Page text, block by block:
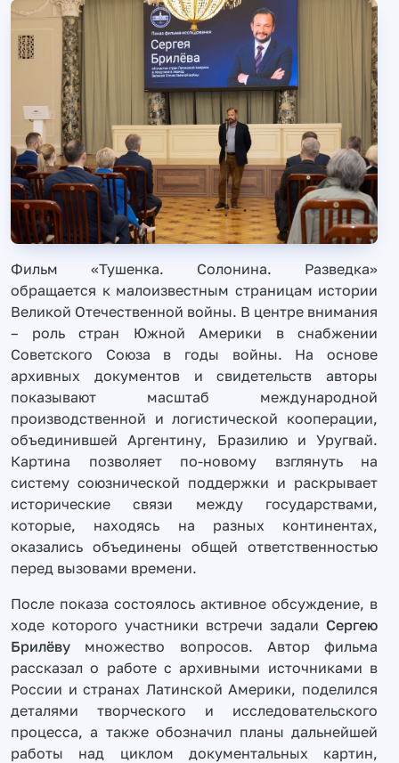
Фильм «Тушенка. Солонина. Разведка»
обращается к малоизвестным страницам истории
Великой Отечественной войны. В центре внимания
– роль стран Южной Америки в снабжении
Советского Союза в годы войны. На основе
архивных документов и свидетельств авторы
показывают масштаб международной
производственной и логистической кооперации,
объединившей Аргентину, Бразилию и Уругвай.
Картина позволяет по-новому взглянуть на
систему союзнической поддержки и раскрывает
исторические связи между государствами,
которые, находясь на разных континентах,
оказались объединены общей ответственностью
перед вызовами времени.
После показа состоялось активное обсуждение, в
ходе которого участники встречи задали Сергею
Брилёву множество вопросов. Автор фильма
рассказал о работе с архивными источниками в
России и странах Латинской Америки, поделился
деталями творческого и исследовательского
процесса, а также обозначил планы дальнейшей
работы над циклом документальных картин,